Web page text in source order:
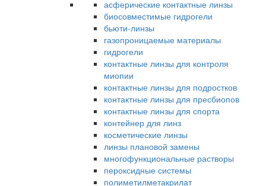
асферические контактные линзы
биосовместимые гидрогели
бьюти-линзы
газопроницаемые материалы
гидрогели
контактные линзы для контроля
миопии
контактные линзы для подростков
контактные линзы для пресбиопов
контактные линзы для спорта
контейнер для линз
косметические линзы
линзы плановой замены
многофункциональные растворы
пероксидные системы
полиметилметакрилат